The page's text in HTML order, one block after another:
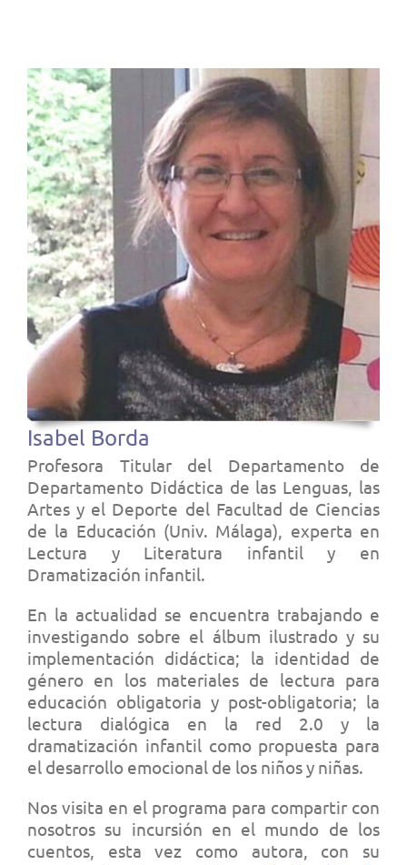
Isabel Borda
Profesora Titular del Departamento de
Departamento Didáctica de las Lenguas, las
Artes y el Deporte del Facultad de Ciencias
de la Educación (Univ. Málaga), experta en
Lectura y Literatura infantil y en
Dramatización infantil.
En la actualidad se encuentra trabajando e
investigando sobre el álbum ilustrado y su
implementación didáctica; la identidad de
género en los materiales de lectura para
educación obligatoria y post-obligatoria; la
lectura dialógica en la red 2.0 y la
dramatización infantil como propuesta para
el desarrollo emocional de los niños y niñas.
Nos visita en el programa para compartir con
nosotros su incursión en el mundo de los
cuentos, esta vez como autora, con su